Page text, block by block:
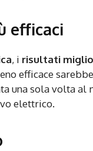
efficaci
, i risultati
efficace
una sola volta al
elettrico.